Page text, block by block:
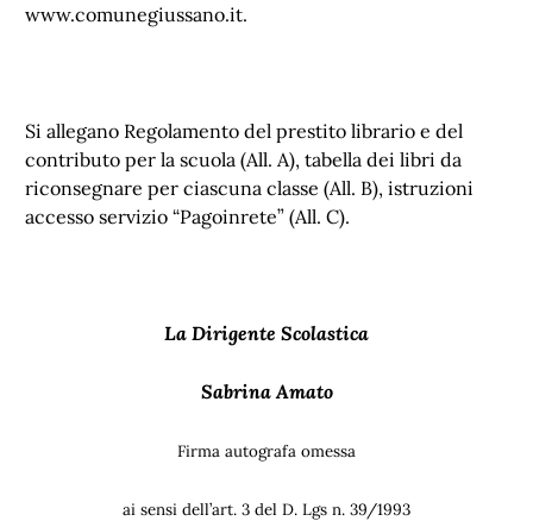
www.comunegiussano.it.
Si allegano Regolamento del prestito librario e del
contributo per la scuola (All. A), tabella dei libri da
riconsegnare per ciascuna classe (All. B), istruzioni
accesso servizio “Pagoinrete” (All. C).
La Dirigente Scolastica
Sabrina Amato
Firma autografa omessa
ai sensi dell’art. 3 del D. Lgs n. 39/1993